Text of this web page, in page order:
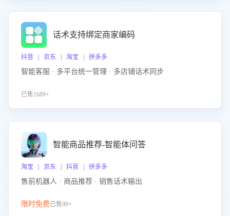
话术支持绑定商家编码
抖音 | 京东 | 淘宝 | 拼多多
智能客服 · 多平台统一管理 · 多店铺话术同步
已售1689+
智能商品推荐-智能体问答
淘宝 | 京东 | 抖音 | 拼多多
售前机器人 · 商品推荐 · 销售话术输出
限时免费已售99+